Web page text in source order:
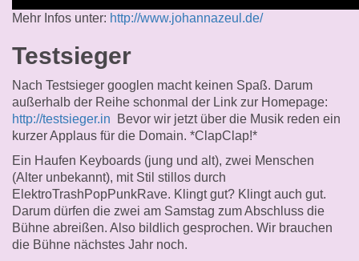
Mehr Infos unter: http://www.johannazeul.de/
Testsieger
Nach Testsieger googlen macht keinen Spaß. Darum
außerhalb der Reihe schonmal der Link zur Homepage:
http://testsieger.in
Bevor wir jetzt über die Musik reden ein
kurzer Applaus für die Domain. *ClapClap!*
Ein Haufen Keyboards (jung und alt), zwei Menschen
(Alter unbekannt), mit Stil stillos durch
ElektroTrashPopPunkRave. Klingt gut? Klingt auch gut.
Darum dürfen die zwei am Samstag zum Abschluss die
Bühne abreißen. Also bildlich gesprochen. Wir brauchen
die Bühne nächstes Jahr noch.